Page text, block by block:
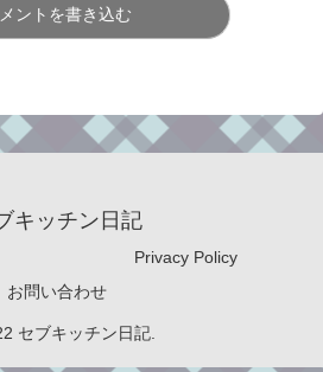
ントを書き込む
キッチン日記
Privacy Policy
お問い合わせ
セブキッチン日記.